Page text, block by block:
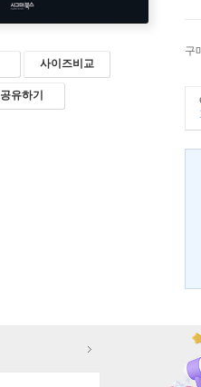
사이즈비교
공유하기
구